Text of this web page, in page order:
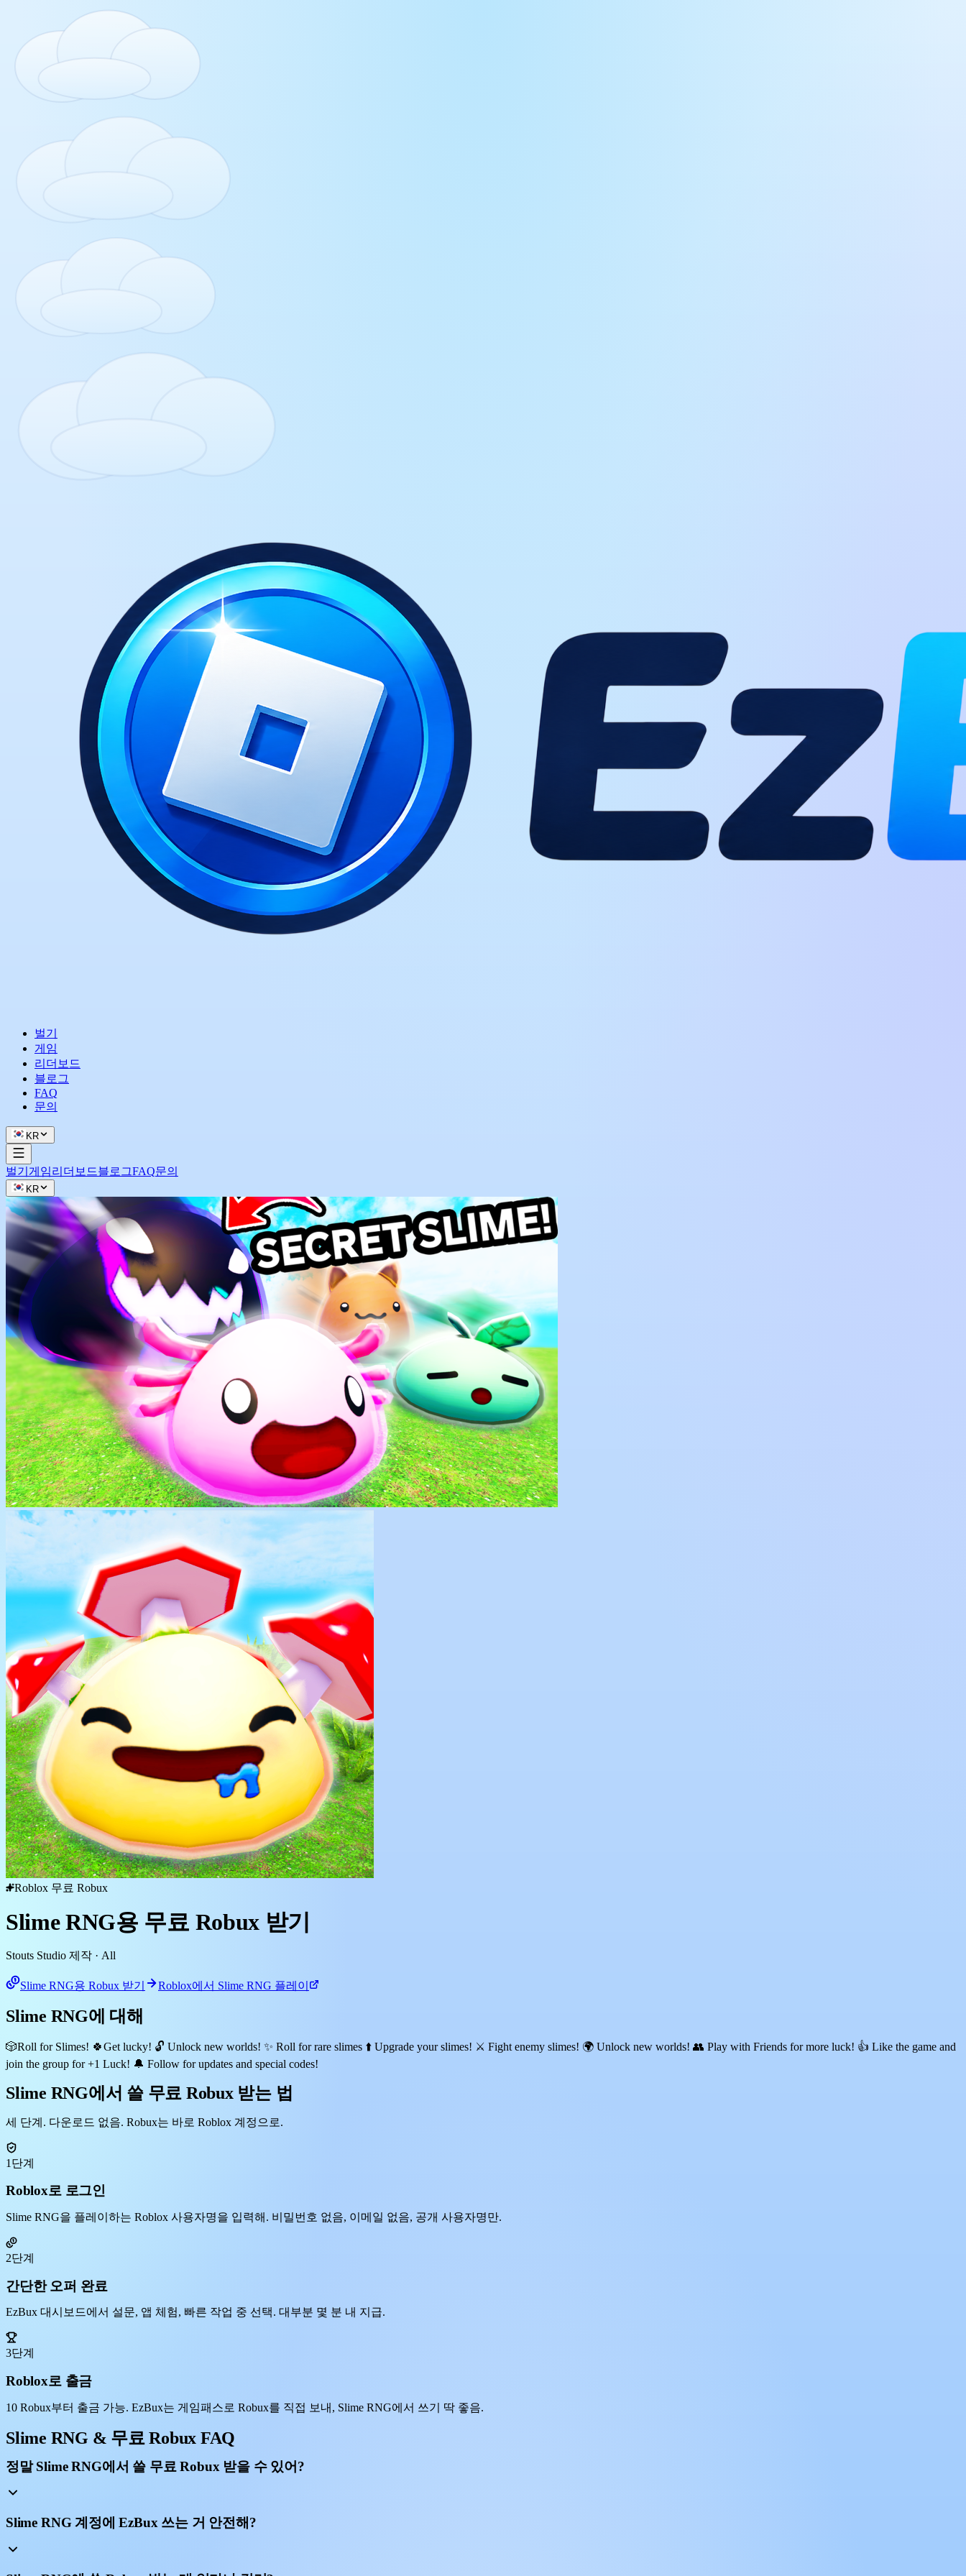
벌기
게임
리더보드
블로그
FAQ
문의
KR
벌기 게임리더보드블로그FAQ문의
KR
Roblox 무료 Robux
Slime RNG용 무료 Robux 받기
Stouts Studio 제작 · All
Slime RNG용 Robux 받기 Roblox에서 Slime RNG 플레이
Slime RNG에 대해
🎲Roll for Slimes! 🍀Get lucky! 🔓 Unlock new worlds! ✨ Roll for rare slimes ⬆️ Upgrade your slimes! ⚔️ Fight enemy slimes! 🌍 Unlock new worlds! 👥 Play with Friends for more luck! 👍 Like the game and
join the group for +1 Luck! 🔔 Follow for updates and special codes!
Slime RNG에서 쓸 무료 Robux 받는 법
세 단계. 다운로드 없음. Robux는 바로 Roblox 계정으로.
1단계
Roblox로 로그인
Slime RNG을 플레이하는 Roblox 사용자명을 입력해. 비밀번호 없음, 이메일 없음, 공개 사용자명만.
2단계
간단한 오퍼 완료
EzBux 대시보드에서 설문, 앱 체험, 빠른 작업 중 선택. 대부분 몇 분 내 지급.
3단계
Roblox로 출금
10 Robux부터 출금 가능. EzBux는 게임패스로 Robux를 직접 보내, Slime RNG에서 쓰기 딱 좋음.
Slime RNG & 무료 Robux FAQ
정말 Slime RNG에서 쓸 무료 Robux 받을 수 있어?
Slime RNG 계정에 EzBux 쓰는 거 안전해?